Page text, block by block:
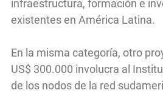
infraestructura, formación e
existentes en América Latina.
En la misma categoría, otro
US$ 300.000 involucra al
de los nodos de la red